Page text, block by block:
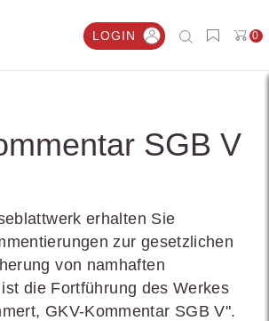
LOGIN 0
SGB V
erhalten Sie
zur gesetzlichen
von namhaften
die Fortführung des Werkes
GKV-Kommentar SGB V".